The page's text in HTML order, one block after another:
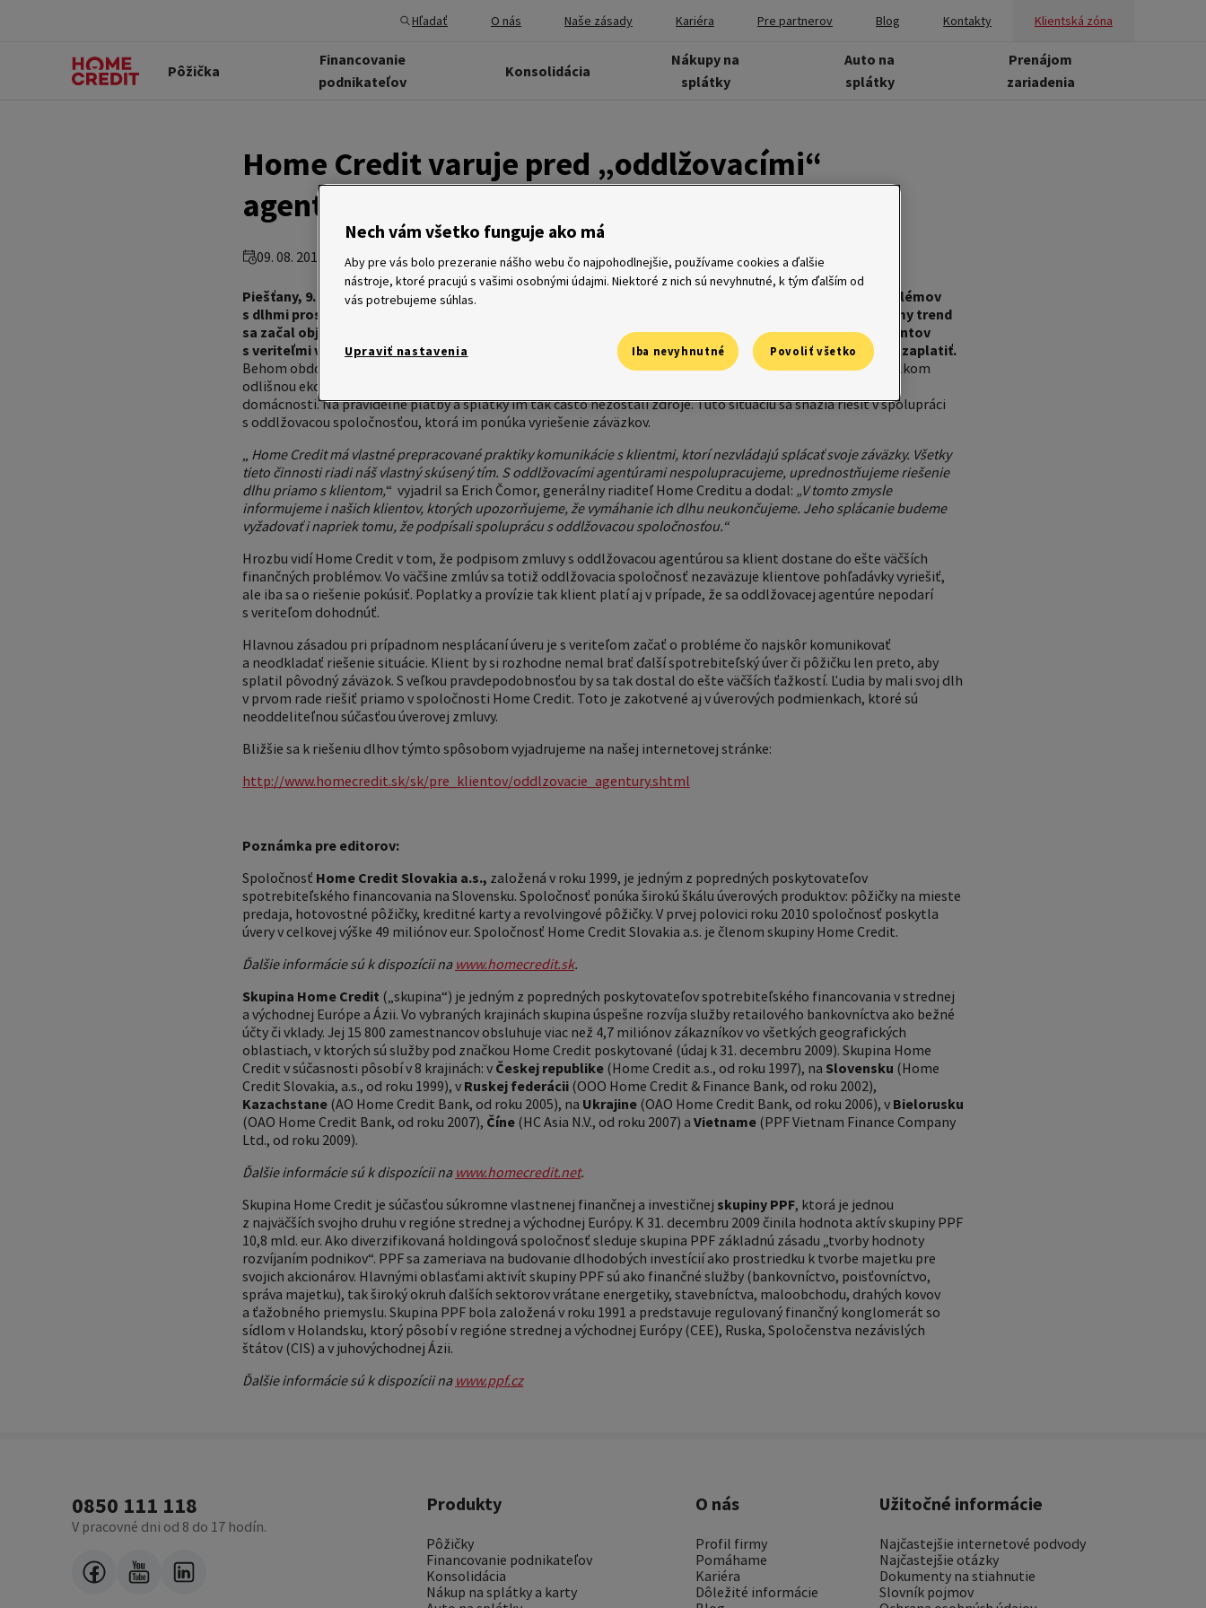
Hľadať O nás Naše zásady Kariéra Pre partnerov Blog Kontakty Klientská zóna
Pôžička
Financovanie
podnikateľov
Konsolidácia
Nákupy na
splátky
Auto na
splátky
Prenájom
zariadenia
Home Credit varuje pred „oddlžovacími“
agentúrami
09. 08. 2010
Piešťany, 9. august 2010 – Úverová spoločnosť Home Credit varuje svojich klientov pred riešením problémov
s dlhmi prostredníctvom oddlžovacích agentúr. Vedie ju k tomu fakt, že tento v Českej republike známy trend
sa začal objavovať aj na Slovensku. Oddlžovacie agentúry sa totiž väčšinou nezaväzujú problémy klientov
s veriteľmi vyriešiť. Napriek neúspechu agentúry sú jej však klienti povinní províziu alebo iné poplatky zaplatiť.
Behom obdobia hospodárskej recesie nastala špecifická situácia, kedy sa domácnosti začali vyrovnávať s celkom
odlišnou ekonomickou situáciou. Mnohí ľudia stratili zamestnanie alebo pocítili čiastočné zníženie príjmov
domácnosti. Na pravidelné platby a splátky im tak často nezostali zdroje. Túto situáciu sa snažia riešiť v spolupráci
s oddlžovacou spoločnosťou, ktorá im ponúka vyriešenie záväzkov.
„ Home Credit má vlastné prepracované praktiky komunikácie s klientmi, ktorí nezvládajú splácať svoje záväzky. Všetky
tieto činnosti riadi náš vlastný skúsený tím. S oddlžovacími agentúrami nespolupracujeme, uprednostňujeme riešenie
dlhu priamo s klientom,“ vyjadril sa Erich Čomor, generálny riaditeľ Home Creditu a dodal: „V tomto zmysle
informujeme i našich klientov, ktorých upozorňujeme, že vymáhanie ich dlhu neukončujeme. Jeho splácanie budeme
vyžadovať i napriek tomu, že podpísali spoluprácu s oddlžovacou spoločnosťou.“
Hrozbu vidí Home Credit v tom, že podpisom zmluvy s oddlžovacou agentúrou sa klient dostane do ešte väčších
finančných problémov. Vo väčšine zmlúv sa totiž oddlžovacia spoločnosť nezaväzuje klientove pohľadávky vyriešiť,
ale iba sa o riešenie pokúsiť. Poplatky a provízie tak klient platí aj v prípade, že sa oddlžovacej agentúre nepodarí
s veriteľom dohodnúť.
Hlavnou zásadou pri prípadnom nesplácaní úveru je s veriteľom začať o probléme čo najskôr komunikovať
a neodkladať riešenie situácie. Klient by si rozhodne nemal brať ďalší spotrebiteľský úver či pôžičku len preto, aby
splatil pôvodný záväzok. S veľkou pravdepodobnosťou by sa tak dostal do ešte väčších ťažkostí. Ľudia by mali svoj dlh
v prvom rade riešiť priamo v spoločnosti Home Credit. Toto je zakotvené aj v úverových podmienkach, ktoré sú
neoddeliteľnou súčasťou úverovej zmluvy.
Bližšie sa k riešeniu dlhov týmto spôsobom vyjadrujeme na našej internetovej stránke:
http://www.homecredit.sk/sk/pre_klientov/oddlzovacie_agentury.shtml
Poznámka pre editorov:
Spoločnosť Home Credit Slovakia a.s., založená v roku 1999, je jedným z popredných poskytovateľov
spotrebiteľského financovania na Slovensku. Spoločnosť ponúka širokú škálu úverových produktov: pôžičky na mieste
predaja, hotovostné pôžičky, kreditné karty a revolvingové pôžičky. V prvej polovici roku 2010 spoločnosť poskytla
úvery v celkovej výške 49 miliónov eur. Spoločnosť Home Credit Slovakia a.s. je členom skupiny Home Credit.
Ďalšie informácie sú k dispozícii na www.homecredit.sk.
Skupina Home Credit („skupina“) je jedným z popredných poskytovateľov spotrebiteľského financovania v strednej
a východnej Európe a Ázii. Vo vybraných krajinách skupina úspešne rozvíja služby retailového bankovníctva ako bežné
účty či vklady. Jej 15 800 zamestnancov obsluhuje viac než 4,7 miliónov zákazníkov vo všetkých geografických
oblastiach, v ktorých sú služby pod značkou Home Credit poskytované (údaj k 31. decembru 2009). Skupina Home
Credit v súčasnosti pôsobí v 8 krajinách: v Českej republike (Home Credit a.s., od roku 1997), na Slovensku (Home
Credit Slovakia, a.s., od roku 1999), v Ruskej federácii (OOO Home Credit & Finance Bank, od roku 2002),
Kazachstane (AO Home Credit Bank, od roku 2005), na Ukrajine (OAO Home Credit Bank, od roku 2006), v Bielorusku
(OAO Home Credit Bank, od roku 2007), Číne (HC Asia N.V., od roku 2007) a Vietname (PPF Vietnam Finance Company
Ltd., od roku 2009).
Ďalšie informácie sú k dispozícii na www.homecredit.net.
Skupina Home Credit je súčasťou súkromne vlastnenej finančnej a investičnej skupiny PPF, ktorá je jednou
z najväčších svojho druhu v regióne strednej a východnej Európy. K 31. decembru 2009 činila hodnota aktív skupiny PPF
10,8 mld. eur. Ako diverzifikovaná holdingová spoločnosť sleduje skupina PPF základnú zásadu „tvorby hodnoty
rozvíjaním podnikov“. PPF sa zameriava na budovanie dlhodobých investícií ako prostriedku k tvorbe majetku pre
svojich akcionárov. Hlavnými oblasťami aktivít skupiny PPF sú ako finančné služby (bankovníctvo, poisťovníctvo,
správa majetku), tak široký okruh ďalších sektorov vrátane energetiky, stavebníctva, maloobchodu, drahých kovov
a ťažobného priemyslu. Skupina PPF bola založená v roku 1991 a predstavuje regulovaný finančný konglomerát so
sídlom v Holandsku, ktorý pôsobí v regióne strednej a východnej Európy (CEE), Ruska, Spoločenstva nezávislých
štátov (CIS) a v juhovýchodnej Ázii.
Ďalšie informácie sú k dispozícii na www.ppf.cz
0850 111 118
V pracovné dni od 8 do 17 hodín.
Produkty
Pôžičky
Financovanie podnikateľov
Konsolidácia
Nákup na splátky a karty
O nás
Profil firmy
Pomáhame
Kariéra
Dôležité informácie
Užitočné informácie
Najčastejšie internetové podvody
Najčastejšie otázky
Dokumenty na stiahnutie
Slovník pojmov
Nech vám všetko funguje ako má
Aby pre vás bolo prezeranie nášho webu čo najpohodlnejšie, používame cookies a ďalšie
nástroje, ktoré pracujú s vašimi osobnými údajmi. Niektoré z nich sú nevyhnutné, k tým ďalším od
vás potrebujeme súhlas.
Upraviť nastavenia Iba nevyhnutné Povoliť všetko